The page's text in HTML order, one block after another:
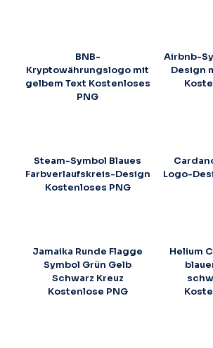
BNB-
Kryptowährungslogo mit
gelbem Text Kostenloses
PNG
Airbnb-
Design
Steam-Symbol Blaues
Farbverlaufskreis-Design
Kostenloses PNG
Logo-
Jamaika Runde Flagge
Symbol Grün Gelb
Schwarz Kreuz
Kostenlose PNG
Helium